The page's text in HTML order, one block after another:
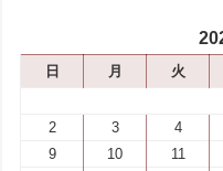
日 月 火
2
3 4
9
10 11